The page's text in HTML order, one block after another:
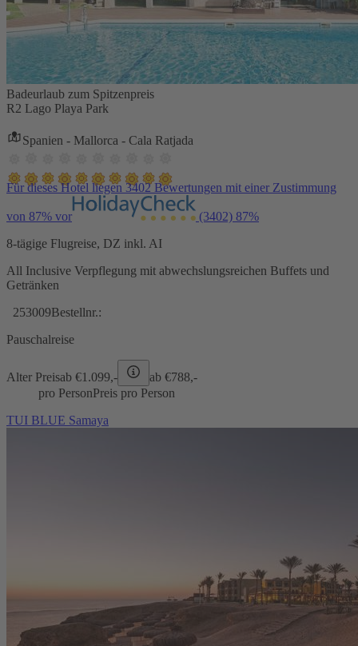
Badeurlaub zum Spitzenpreis
R2 Lago Playa Park
Spanien - Mallorca - Cala Ratjada
Für dieses Hotel liegen 3402 Bewertungen mit einer Zustimmung
von 87% vor (3402) 87%
8-tägige Flugreise, DZ inkl. AI
All Inclusive Verpflegung mit abwechslungsreichen Buffets und
Getränken
253009Bestellnr.:
Pauschalreise
Alter Preisab €1.099,- ab €788,-
pro PersonPreis pro Person
TUI BLUE Samaya